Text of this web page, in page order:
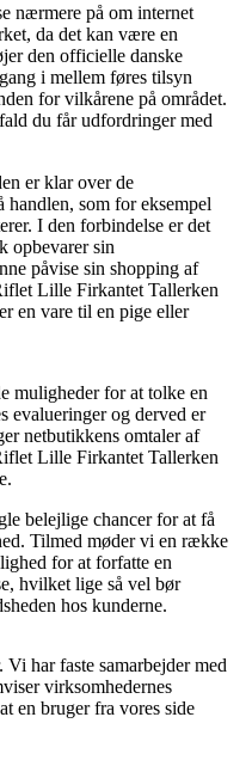
nærmere på om internet
da det kan være en
den officielle danske
i mellem føres tilsyn
for vilkårene på området.
du får udfordringer med
er klar over de
som for eksempel
I den forbindelse er det
opbevarer sin
påvise sin shopping af
Lille Firkantet Tallerken
en vare til en pige eller
muligheder for at tolke en
evalueringer og derved er
netbutikkens omtaler af
Lille Firkantet Tallerken
belejlige chancer for at få
Tilmed møder vi en række
for at forfatte en
hvilket lige så vel bør
hos kunderne.
har faste samarbejder med
virksomhedernes
en bruger fra vores side